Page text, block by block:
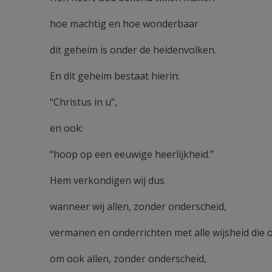
hoe machtig en hoe wonderbaar
dit geheim is onder de heidenvolken.
En dit geheim bestaat hierin:
“Christus in u”,
en ook:
“hoop op een eeuwige heerlijkheid.”
Hem verkondigen wij dus
wanneer wij allen, zonder onderscheid,
vermanen en onderrichten met alle wijsheid die
om ook allen, zonder onderscheid,